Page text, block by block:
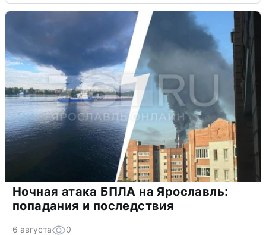
Ночная атака БПЛА на Ярославль:
попадания и последствия
6 августа 0